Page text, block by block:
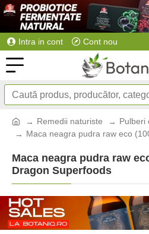
Intra in cont Cont nou
Remedii naturiste
Pulberi
Maca neagra pudra raw eco
Maca neagra pudra raw
Dragon Superfoods